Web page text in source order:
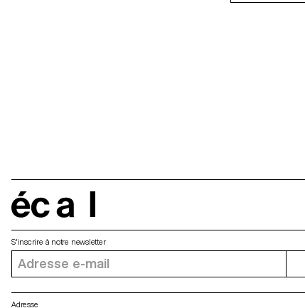
Adresse
S'inscrire à notre newsletter